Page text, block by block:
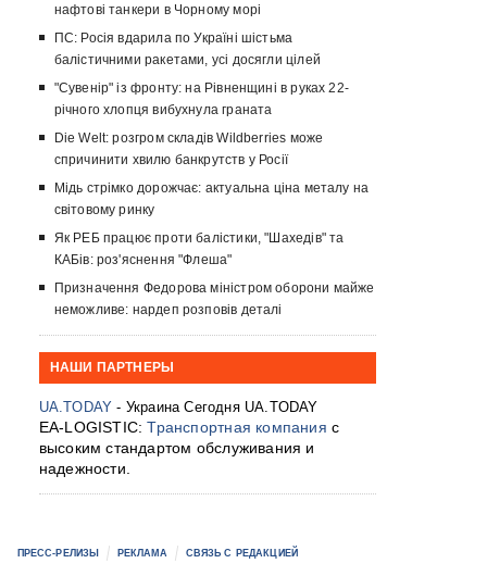
нафтові танкери в Чорному морі
ПС: Росія вдарила по Україні шістьма
балістичними ракетами, усі досягли цілей
"Сувенір" із фронту: на Рівненщині в руках 22-
річного хлопця вибухнула граната
Die Welt: розгром складів Wildberries може
спричинити хвилю банкрутств у Росії
Мідь стрімко дорожчає: актуальна ціна металу на
світовому ринку
Як РЕБ працює проти балістики, "Шахедів" та
КАБів: роз'яснення "Флеша"
Призначення Федорова міністром оборони майже
неможливе: нардеп розповів деталі
НАШИ ПАРТНЕРЫ
UA.TODAY - Украина Сегодня UA.TODAY
EA-LOGISTIC:Транспортная компания с
высоким стандартом обслуживания и
надежности.
ПРЕСС-РЕЛИЗЫ РЕКЛАМА СВЯЗЬ С РЕДАКЦИЕЙ